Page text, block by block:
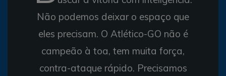
Não podemos deixar o espaço que
eles precisam. O Atlético-GO não é
campeão à toa, tem muita força,
contra-ataque rápido. Precisamos